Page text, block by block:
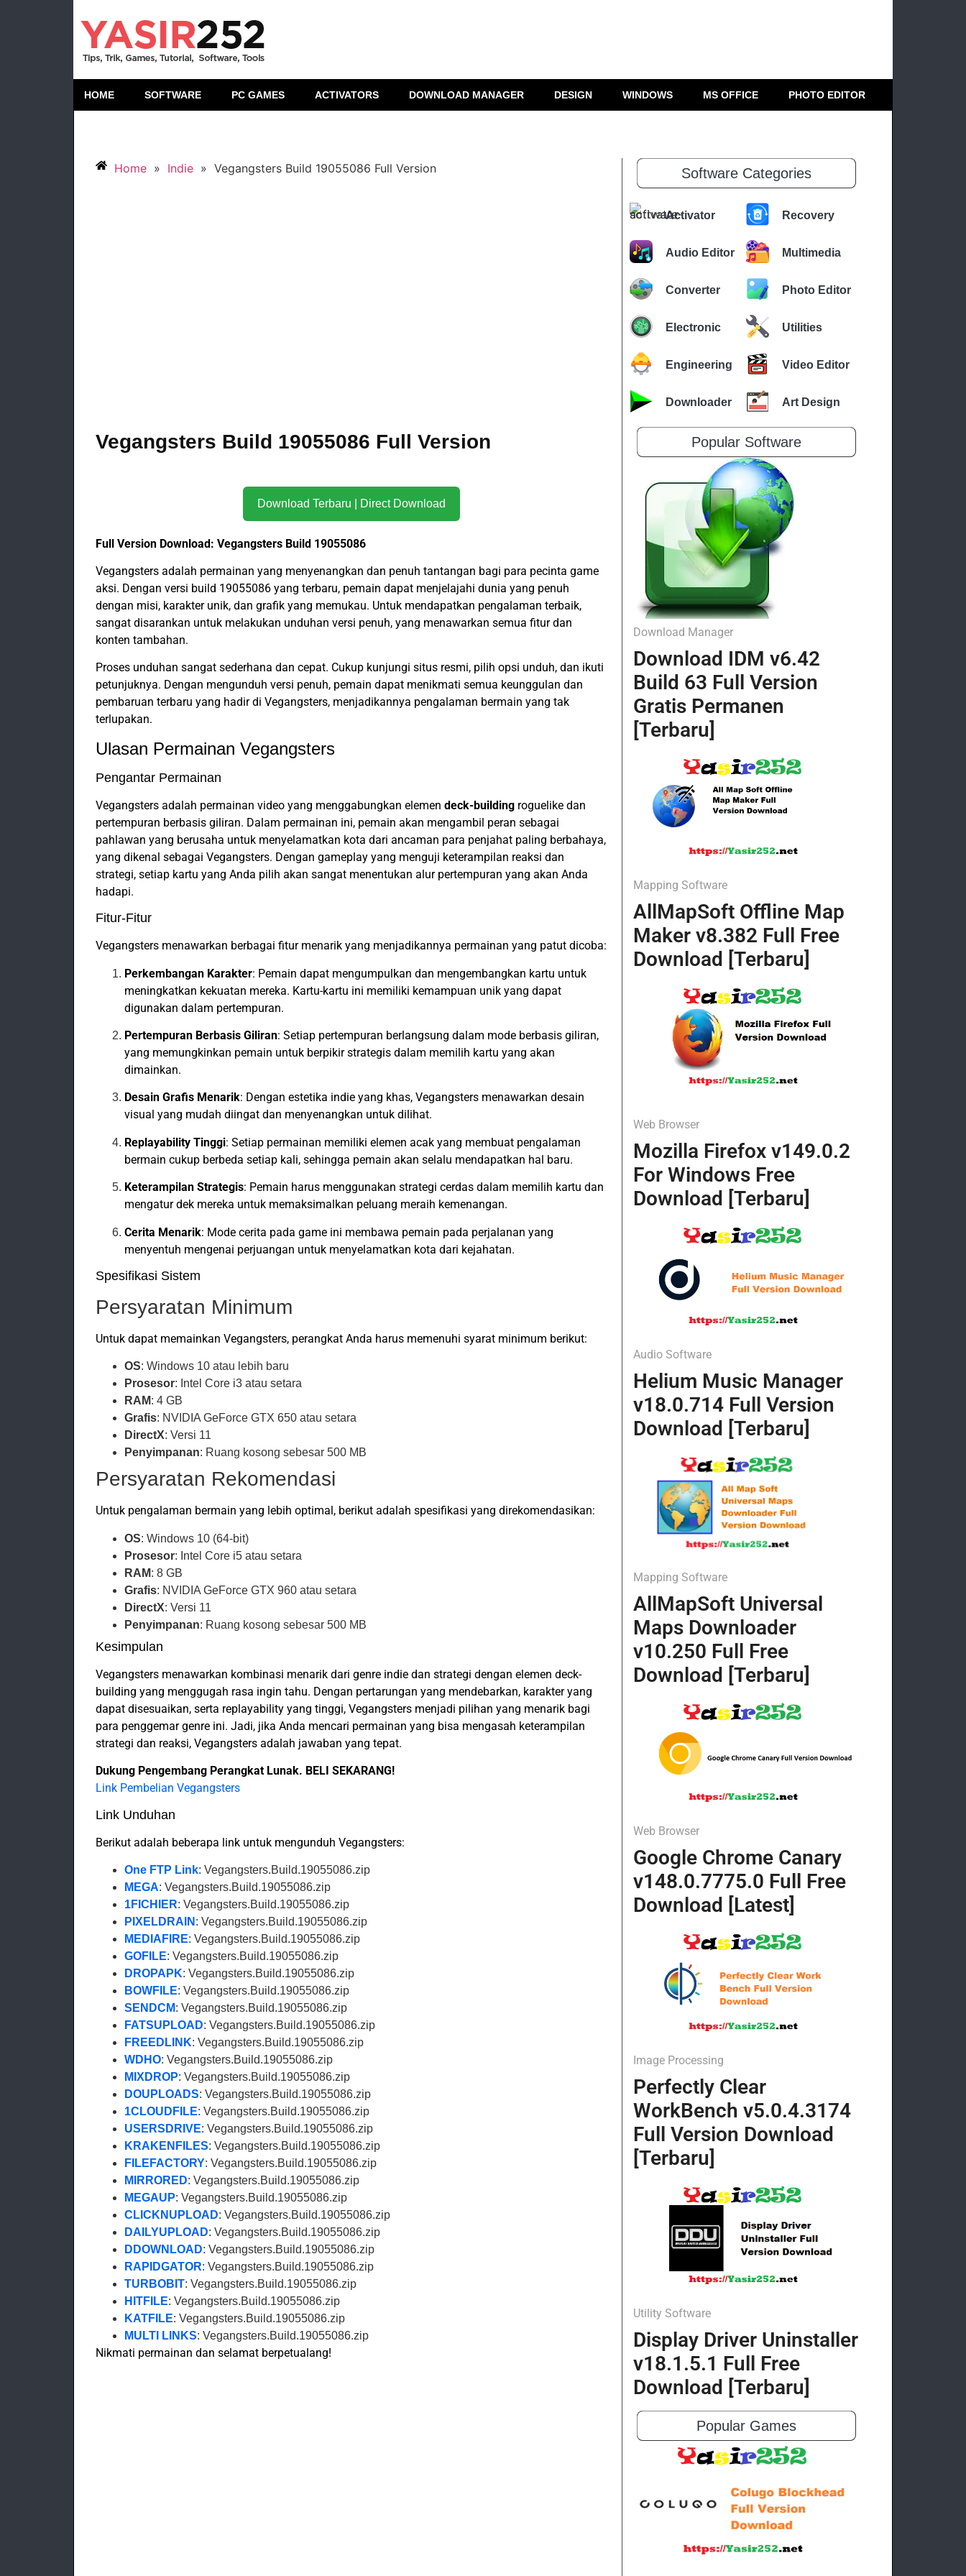
HOME SOFTWARE PC GAMES ACTIVATORS DOWNLOAD MANAGER DESIGN WINDOWS MS OFFICE PHOTO EDITOR
Home » Indie » Vegangsters Build 19055086 Full Version
Vegangsters Build 19055086 Full Version
Download Terbaru | Direct Download
Full Version Download: Vegangsters Build 19055086
Vegangsters adalah permainan yang menyenangkan dan penuh tantangan bagi para pecinta game
aksi. Dengan versi build 19055086 yang terbaru, pemain dapat menjelajahi dunia yang penuh
dengan misi, karakter unik, dan grafik yang memukau. Untuk mendapatkan pengalaman terbaik,
sangat disarankan untuk melakukan unduhan versi penuh, yang menawarkan semua fitur dan
konten tambahan.
Proses unduhan sangat sederhana dan cepat. Cukup kunjungi situs resmi, pilih opsi unduh, dan ikuti
petunjuknya. Dengan mengunduh versi penuh, pemain dapat menikmati semua keunggulan dan
pembaruan terbaru yang hadir di Vegangsters, menjadikannya pengalaman bermain yang tak
terlupakan.
Ulasan Permainan Vegangsters
Pengantar Permainan
Vegangsters adalah permainan video yang menggabungkan elemen deck-building roguelike dan
pertempuran berbasis giliran. Dalam permainan ini, pemain akan mengambil peran sebagai
pahlawan yang berusaha untuk menyelamatkan kota dari ancaman para penjahat paling berbahaya,
yang dikenal sebagai Vegangsters. Dengan gameplay yang menguji keterampilan reaksi dan
strategi, setiap kartu yang Anda pilih akan sangat menentukan alur pertempuran yang akan Anda
hadapi.
Fitur-Fitur
Vegangsters menawarkan berbagai fitur menarik yang menjadikannya permainan yang patut dicoba:
Perkembangan Karakter: Pemain dapat mengumpulkan dan mengembangkan kartu untuk
meningkatkan kekuatan mereka. Kartu-kartu ini memiliki kemampuan unik yang dapat
digunakan dalam pertempuran.
Pertempuran Berbasis Giliran: Setiap pertempuran berlangsung dalam mode berbasis giliran,
yang memungkinkan pemain untuk berpikir strategis dalam memilih kartu yang akan
dimainkan.
Desain Grafis Menarik: Dengan estetika indie yang khas, Vegangsters menawarkan desain
visual yang mudah diingat dan menyenangkan untuk dilihat.
Replayability Tinggi: Setiap permainan memiliki elemen acak yang membuat pengalaman
bermain cukup berbeda setiap kali, sehingga pemain akan selalu mendapatkan hal baru.
Keterampilan Strategis: Pemain harus menggunakan strategi cerdas dalam memilih kartu dan
mengatur dek mereka untuk memaksimalkan peluang meraih kemenangan.
Cerita Menarik: Mode cerita pada game ini membawa pemain pada perjalanan yang
menyentuh mengenai perjuangan untuk menyelamatkan kota dari kejahatan.
Spesifikasi Sistem
Persyaratan Minimum
Untuk dapat memainkan Vegangsters, perangkat Anda harus memenuhi syarat minimum berikut:
OS: Windows 10 atau lebih baru
Prosesor: Intel Core i3 atau setara
RAM: 4 GB
Grafis: NVIDIA GeForce GTX 650 atau setara
DirectX: Versi 11
Penyimpanan: Ruang kosong sebesar 500 MB
Persyaratan Rekomendasi
Untuk pengalaman bermain yang lebih optimal, berikut adalah spesifikasi yang direkomendasikan:
OS: Windows 10 (64-bit)
Prosesor: Intel Core i5 atau setara
RAM: 8 GB
Grafis: NVIDIA GeForce GTX 960 atau setara
DirectX: Versi 11
Penyimpanan: Ruang kosong sebesar 500 MB
Kesimpulan
Vegangsters menawarkan kombinasi menarik dari genre indie dan strategi dengan elemen deck-
building yang menggugah rasa ingin tahu. Dengan pertarungan yang mendebarkan, karakter yang
dapat disesuaikan, serta replayability yang tinggi, Vegangsters menjadi pilihan yang menarik bagi
para penggemar genre ini. Jadi, jika Anda mencari permainan yang bisa mengasah keterampilan
strategi dan reaksi, Vegangsters adalah jawaban yang tepat.
Dukung Pengembang Perangkat Lunak. BELI SEKARANG!
Link Pembelian Vegangsters
Link Unduhan
Berikut adalah beberapa link untuk mengunduh Vegangsters:
One FTP Link: Vegangsters.Build.19055086.zip
MEGA: Vegangsters.Build.19055086.zip
1FICHIER: Vegangsters.Build.19055086.zip
PIXELDRAIN : Vegangsters.Build.19055086.zip
MEDIAFIRE: Vegangsters.Build.19055086.zip
GOFILE: Vegangsters.Build.19055086.zip
DROPAPK: Vegangsters.Build.19055086.zip
BOWFILE: Vegangsters.Build.19055086.zip
SENDCM: Vegangsters.Build.19055086.zip
FATSUPLOAD: Vegangsters.Build.19055086.zip
FREEDLINK: Vegangsters.Build.19055086.zip
WDHO: Vegangsters.Build.19055086.zip
MIXDROP: Vegangsters.Build.19055086.zip
DOUPLOADS: Vegangsters.Build.19055086.zip
1CLOUDFILE: Vegangsters.Build.19055086.zip
USERSDRIVE: Vegangsters.Build.19055086.zip
KRAKENFILES: Vegangsters.Build.19055086.zip
FILEFACTORY: Vegangsters.Build.19055086.zip
MIRRORED: Vegangsters.Build.19055086.zip
MEGAUP: Vegangsters.Build.19055086.zip
CLICKNUPLOAD: Vegangsters.Build.19055086.zip
DAILYUPLOAD: Vegangsters.Build.19055086.zip
DDOWNLOAD: Vegangsters.Build.19055086.zip
RAPIDGATOR: Vegangsters.Build.19055086.zip
TURBOBIT: Vegangsters.Build.19055086.zip
HITFILE: Vegangsters.Build.19055086.zip
KATFILE: Vegangsters.Build.19055086.zip
MULTI LINKS: Vegangsters.Build.19055086.zip
Nikmati permainan dan selamat berpetualang!
Software Categories
Activator Recovery
Audio Editor Multimedia
Converter Photo Editor
Electronic Utilities
Engineering Video Editor
Downloader Art Design
Popular Software
Download Manager
Download IDM v6.42
Build 63 Full Version
Gratis Permanen
[Terbaru]
Mapping Software
AllMapSoft Offline Map
Maker v8.382 Full Free
Download [Terbaru]
Web Browser
Mozilla Firefox v149.0.2
For Windows Free
Download [Terbaru]
Audio Software
Helium Music Manager
v18.0.714 Full Version
Download [Terbaru]
Mapping Software
AllMapSoft Universal
Maps Downloader
v10.250 Full Free
Download [Terbaru]
Web Browser
Google Chrome Canary
v148.0.7775.0 Full Free
Download [Latest]
Image Processing
Perfectly Clear
WorkBench v5.0.4.3174
Full Version Download
[Terbaru]
Utility Software
Display Driver Uninstaller
v18.1.5.1 Full Free
Download [Terbaru]
Popular Games